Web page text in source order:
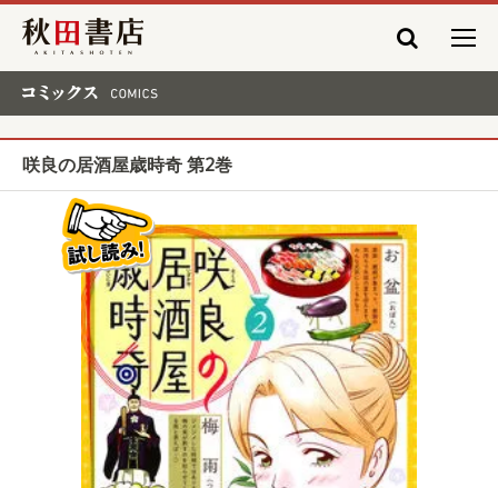
秋田書店
咲良の居酒屋歳時奇 第2巻